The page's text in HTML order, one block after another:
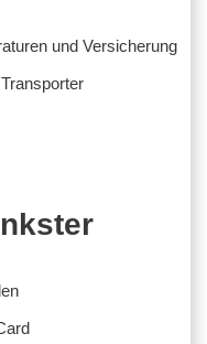
und Versicherung